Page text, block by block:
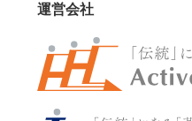
運営会社